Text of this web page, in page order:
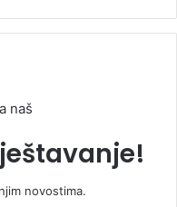
naš
novostima.